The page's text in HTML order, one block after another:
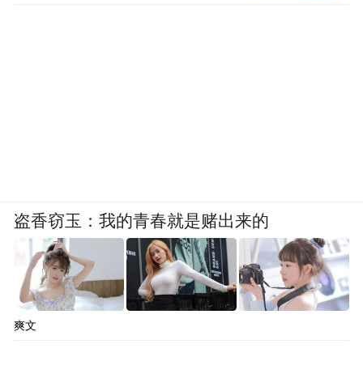
盗香窃玉：我的青春就是赌出来的
爽文